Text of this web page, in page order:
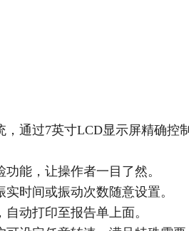
，通过7英寸LCD显示屏精确控
能，让操作者一目了然。
时间或振动次数随意设置。
动打印至报告单上面。